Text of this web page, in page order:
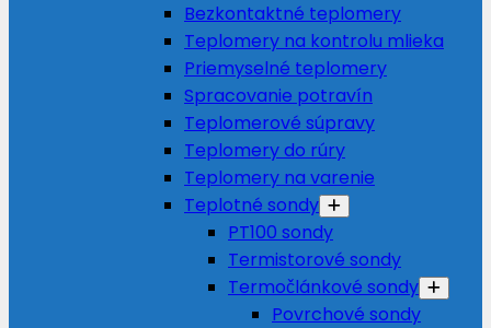
Bezkontaktné teplomery
Teplomery na kontrolu mlieka
Priemyselné teplomery
Spracovanie potravín
Teplomerové súpravy
Teplomery do rúry
Teplomery na varenie
Teplotné sondy
PT100 sondy
Termistorové sondy
Termočlánkové sondy
Povrchové sondy